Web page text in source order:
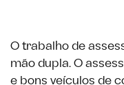
O trabalho de
mão dupla. O
e bons veículos de